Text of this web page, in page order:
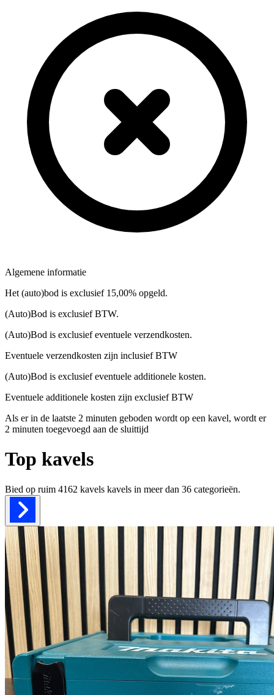
Algemene informatie
Het (auto)bod is exclusief 15,00% opgeld.
(Auto)Bod is exclusief BTW.
(Auto)Bod is exclusief eventuele verzendkosten.
Eventuele verzendkosten zijn inclusief BTW
(Auto)Bod is exclusief eventuele additionele kosten.
Eventuele additionele kosten zijn exclusief BTW
Als er in de laatste 2 minuten geboden wordt op een kavel, wordt er
2 minuten toegevoegd aan de sluittijd
Top kavels
Bied op ruim 4162 kavels kavels in meer dan 36 categorieën.